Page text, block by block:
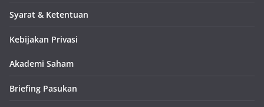
Syarat & Ketentuan
Kebijakan Privasi
Akademi Saham
Briefing Pasukan